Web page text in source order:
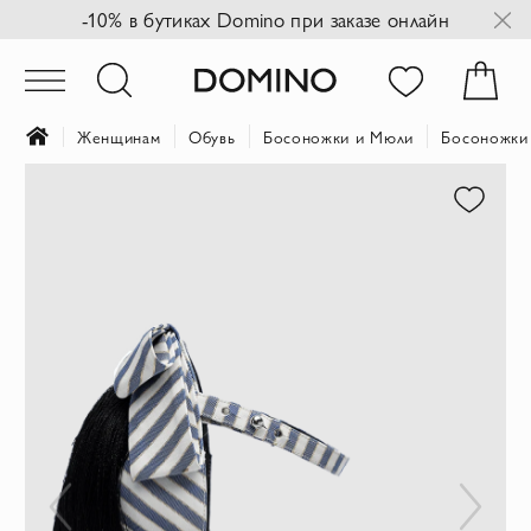
-10% в бутиках Domino при заказе онлайн
Женщинам Обувь Босоножки и Мюли
изображений